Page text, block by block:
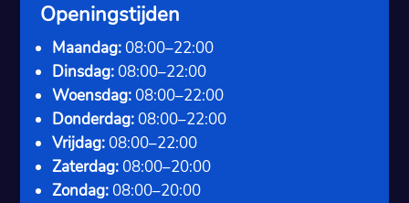
Openingstijden
Maandag: 08:00–22:00
Dinsdag: 08:00–22:00
Woensdag: 08:00–22:00
Donderdag: 08:00–22:00
Vrijdag: 08:00–22:00
Zaterdag: 08:00–20:00
Zondag: 08:00–20:00